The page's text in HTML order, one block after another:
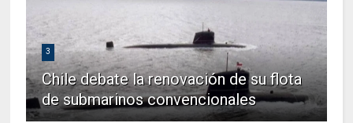
3
Chile debate la renovación de su flota
de submarinos convencionales